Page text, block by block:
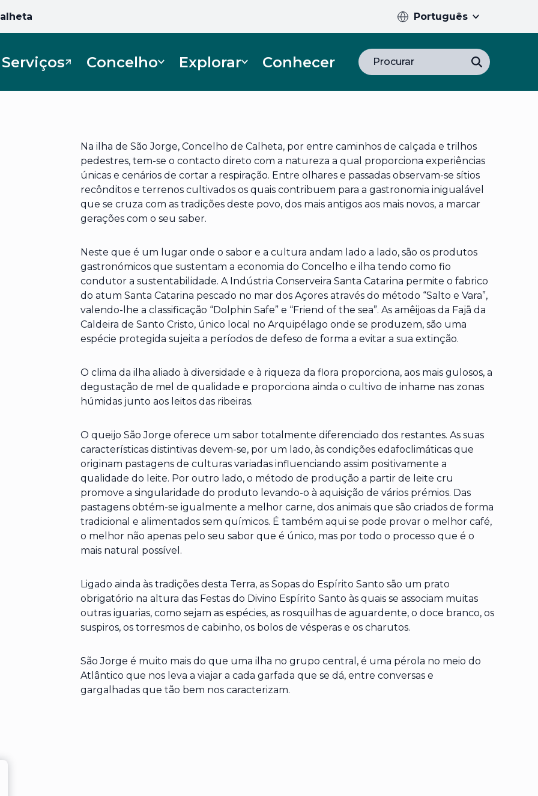
Português
Serviços
Abre num novo separador
Concelho Explorar Conhecer Procurar
Na ilha de São Jorge, Concelho de Calheta, por entre caminhos de calçada e trilhos
pedestres, tem-se o contacto direto com a natureza a qual proporciona experiências
únicas e cenários de cortar a respiração. Entre olhares e passadas observam-se sítios
recônditos e terrenos cultivados os quais contribuem para a gastronomia inigualável
que se cruza com as tradições deste povo, dos mais antigos aos mais novos, a marcar
gerações com o seu saber.
Neste que é um lugar onde o sabor e a cultura andam lado a lado, são os produtos
gastronómicos que sustentam a economia do Concelho e ilha tendo como fio
condutor a sustentabilidade. A Indústria Conserveira Santa Catarina permite o fabrico
do atum Santa Catarina pescado no mar dos Açores através do método “Salto e Vara”,
valendo-lhe a classificação “Dolphin Safe” e “Friend of the sea”. As amêijoas da Fajã da
Caldeira de Santo Cristo, único local no Arquipélago onde se produzem, são uma
espécie protegida sujeita a períodos de defeso de forma a evitar a sua extinção.
O clima da ilha aliado à diversidade e à riqueza da flora proporciona, aos mais gulosos, a
degustação de mel de qualidade e proporciona ainda o cultivo de inhame nas zonas
húmidas junto aos leitos das ribeiras.
O queijo São Jorge oferece um sabor totalmente diferenciado dos restantes. As suas
características distintivas devem-se, por um lado, às condições edafoclimáticas que
originam pastagens de culturas variadas influenciando assim positivamente a
qualidade do leite. Por outro lado, o método de produção a partir de leite cru
promove a singularidade do produto levando-o à aquisição de vários prémios. Das
pastagens obtém-se igualmente a melhor carne, dos animais que são criados de forma
tradicional e alimentados sem químicos. É também aqui se pode provar o melhor café,
o melhor não apenas pelo seu sabor que é único, mas por todo o processo que é o
mais natural possível.
Ligado ainda às tradições desta Terra, as Sopas do Espírito Santo são um prato
obrigatório na altura das Festas do Divino Espírito Santo às quais se associam muitas
outras iguarias, como sejam as espécies, as rosquilhas de aguardente, o doce branco, os
suspiros, os torresmos de cabinho, os bolos de vésperas e os charutos.
São Jorge é muito mais do que uma ilha no grupo central, é uma pérola no meio do
Atlântico que nos leva a viajar a cada garfada que se dá, entre conversas e
gargalhadas que tão bem nos caracterizam.